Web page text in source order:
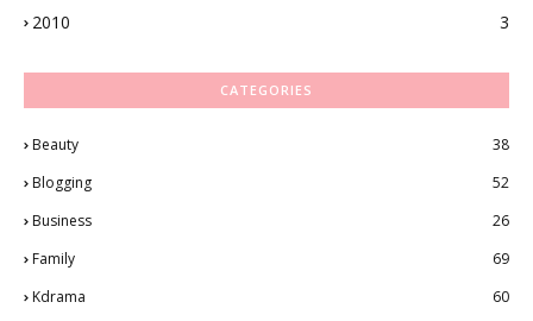
2010
3
CATEGORIES
Beauty
38
Blogging
52
Business
26
Family
69
Kdrama
60